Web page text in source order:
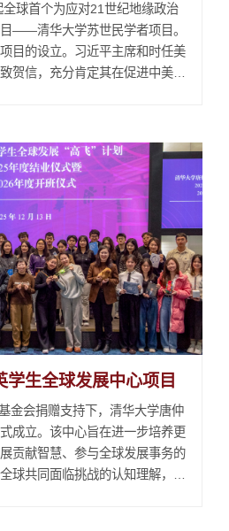
球首个为应对21世纪地缘政治
——清华大学苏世民学者项目。
目的设立。习近平主席和时任美
贺信，充分肯定其在促进中美人
明对话的青年力量”平行论坛
学生全球发展中心项目
金会捐赠支持下，清华大学唐仲
成立。该中心旨在进一步培养更
贡献智慧、参与全球发展事务的
球共同面临挑战的认知理解，推